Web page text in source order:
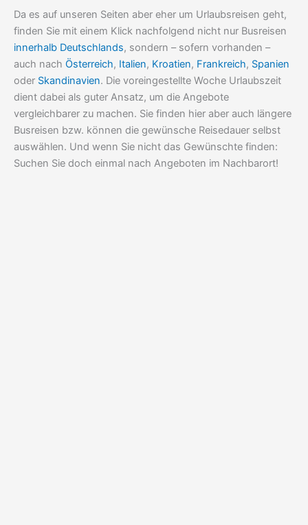
Da es auf unseren Seiten aber eher um Urlaubsreisen geht,
finden Sie mit einem Klick nachfolgend nicht nur Busreisen
innerhalb Deutschlands, sondern – sofern vorhanden –
auch nach Österreich, Italien, Kroatien, Frankreich, Spanien
oder Skandinavien. Die voreingestellte Woche Urlaubszeit
dient dabei als guter Ansatz, um die Angebote
vergleichbarer zu machen. Sie finden hier aber auch längere
Busreisen bzw. können die gewünsche Reisedauer selbst
auswählen. Und wenn Sie nicht das Gewünschte finden:
Suchen Sie doch einmal nach Angeboten im Nachbarort!